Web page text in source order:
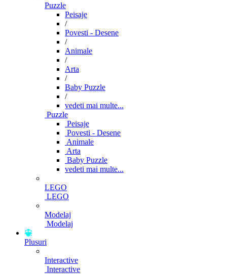
Puzzle
Peisaje
/
Povesti - Desene
/
Animale
/
Arta
/
Baby Puzzle
/
vedeti mai multe...
Puzzle
Peisaje
Povesti - Desene
Animale
Arta
Baby Puzzle
vedeti mai multe...
LEGO
LEGO
Modelaj
Modelaj
Plusuri
Interactive
Interactive